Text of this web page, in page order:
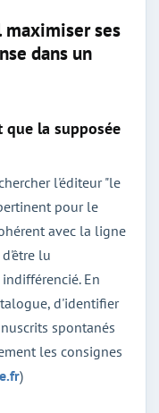
ses
dans un
la supposée
l'éditeur "le
pour le
avec la ligne
lu
En
d'identifier
spontanés
les consignes
)